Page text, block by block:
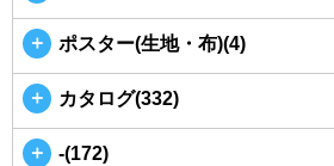
＋ ポスター(生地・布)(4)
＋ カタログ(332)
＋ -(172)